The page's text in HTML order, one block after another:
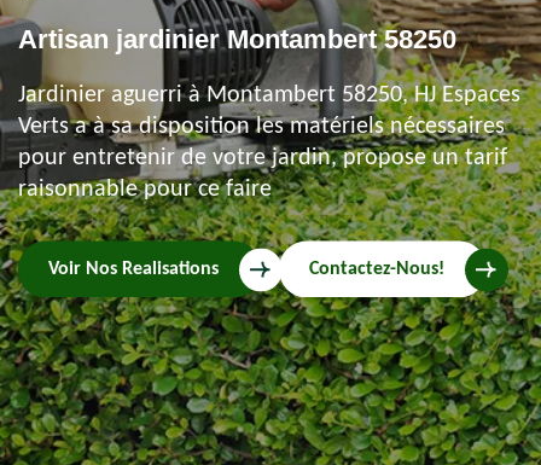
Artisan jardinier Montambert 58250
Jardinier aguerri à Montambert 58250, HJ Espaces
Verts a à sa disposition les matériels nécessaires
pour entretenir de votre jardin, propose un tarif
raisonnable pour ce faire
Voir Nos Realisations Contactez-Nous!